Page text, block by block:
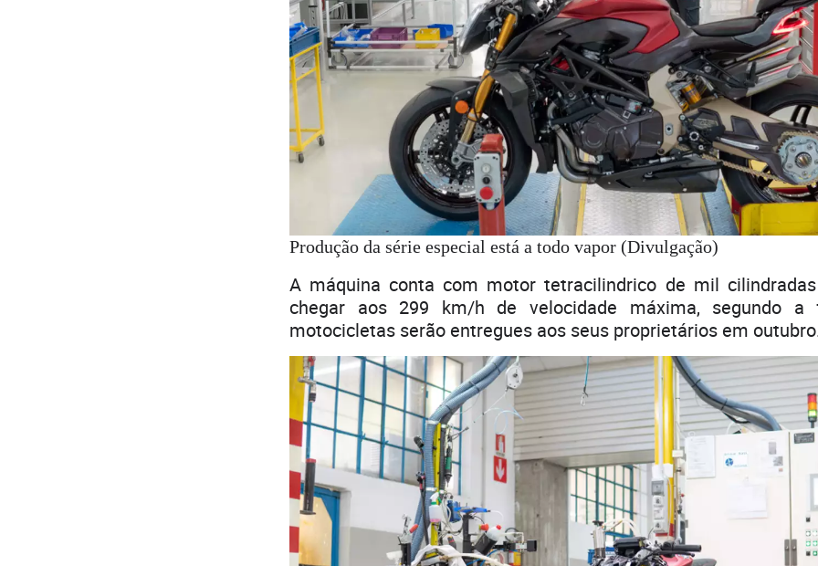
Produção da série especial está a todo vapor (Divulgação)
A máquina conta com motor tetracilindrico de mil
chegar aos 299 km/h de velocidade máxima, segundo a
motocicletas serão entregues aos seus proprietários em